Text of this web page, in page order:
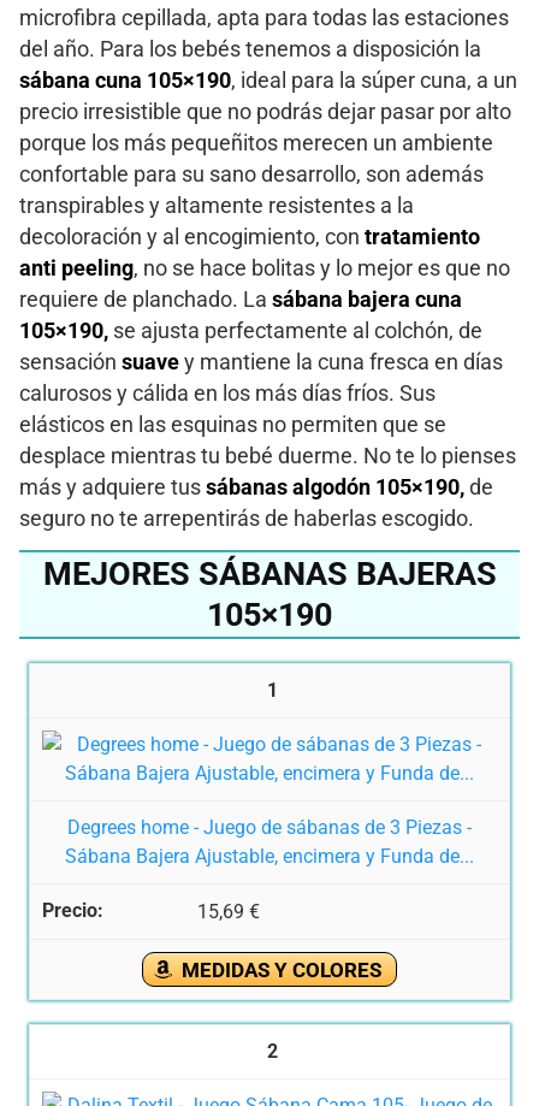
microfibra cepillada, apta para todas las estaciones
del año. Para los bebés tenemos a disposición la
sábana cuna 105×190, ideal para la súper cuna, a un
precio irresistible que no podrás dejar pasar por alto
porque los más pequeñitos merecen un ambiente
confortable para su sano desarrollo, son además
transpirables y altamente resistentes a la
decoloración y al encogimiento, con tratamiento
anti peeling, no se hace bolitas y lo mejor es que no
requiere de planchado. La sábana bajera cuna
105×190, se ajusta perfectamente al colchón, de
sensación suave y mantiene la cuna fresca en días
calurosos y cálida en los más días fríos. Sus
elásticos en las esquinas no permiten que se
desplace mientras tu bebé duerme. No te lo pienses
más y adquiere tus sábanas algodón 105×190, de
seguro no te arrepentirás de haberlas escogido.
MEJORES SÁBANAS BAJERAS
105×190
1
Degrees home - Juego de sábanas de 3 Piezas -
Sábana Bajera Ajustable, encimera y Funda de...
15,69 €
MEDIDAS Y COLORES
2